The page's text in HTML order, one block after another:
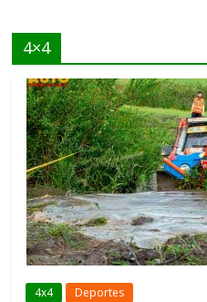
4×4
4x4 Deportes